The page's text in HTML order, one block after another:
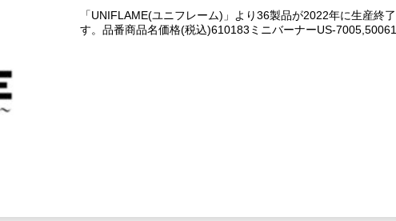
「UNIFLAME(ユニフレーム)」より36製品が2022年に生産終
す。品番商品名価格(税込)610183ミニバーナーUS-